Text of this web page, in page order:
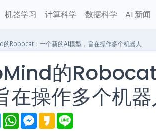
机器学习 计算科学 数据科学 AI 新闻
Robocat：一个新的AI模型，旨在操作多个机器人
的
在操作多个机
T
e
W
h
M
e
K
a